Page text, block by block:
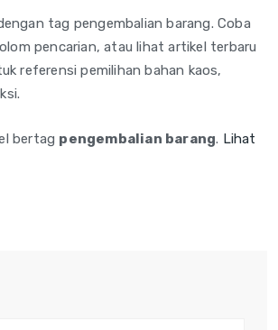
tag pengembalian barang. Coba
pencarian, atau lihat artikel terbaru
referensi pemilihan bahan kaos,
bertag pengembalian barang. Lihat